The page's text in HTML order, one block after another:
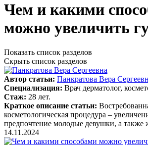
Чем и какими
можно увеличить
Показать список разделов
Скрыть список разделов
Автор статьи: Панкратова Вера
Специализация: Врач дерматолог,
Стаж: 28 лет.
Краткое описание статьи:
косметологическая процедура –
предпочтение молодые девушки, а также
14.11.2024